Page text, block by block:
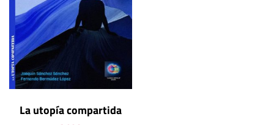
La utopía compartida